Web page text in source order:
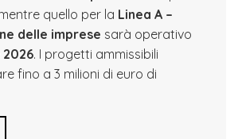
quello per la Linea A –
delle imprese sarà operativo
. I progetti ammissibili
fino a 3 milioni di euro di